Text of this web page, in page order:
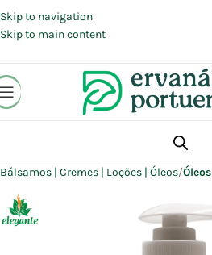
Skip to navigation
Skip to main content
Beleza | Cosmética | Higiene
Bálsamos | Cremes | Loções | Óleos Óleos